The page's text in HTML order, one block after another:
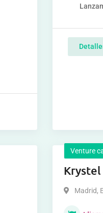
Venture
Krystel
Madrid,